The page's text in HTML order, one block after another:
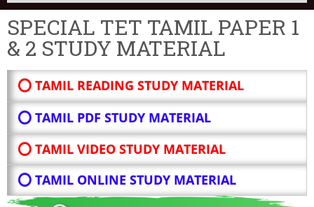
SPECIAL TET TAMIL PAPER 1
& 2 STUDY MATERIAL
⭕ TAMIL READING STUDY MATERIAL
⭕ TAMIL PDF STUDY MATERIAL
⭕ TAMIL VIDEO STUDY MATERIAL
⭕ TAMIL ONLINE STUDY MATERIAL